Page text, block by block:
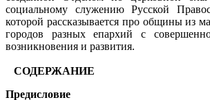
социальному служению Русской
которой рассказывается про общины из
городов разных епархий с
возникновения и развития.
СОДЕРЖАНИЕ
Предисловие